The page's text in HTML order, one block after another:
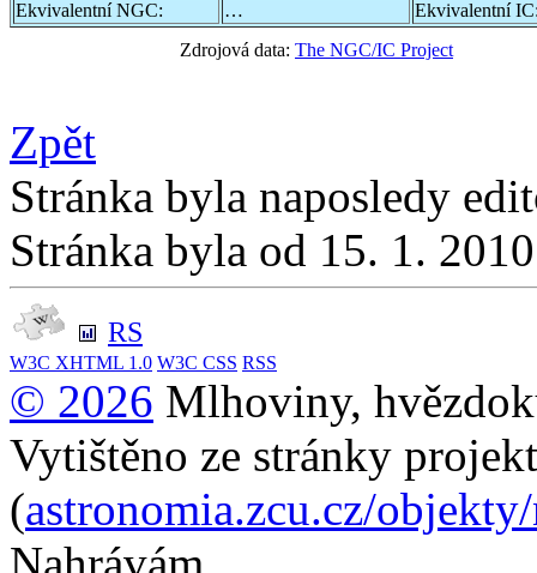
Ekvivalentní NGC:
…
Ekvivalentní
Zdrojová data: The NGC/IC Project
Zpět
Stránka byla naposledy
Stránka byla od 15. 1.
RS
W3C XHTML 1.0 W3C CSS RSS
© 2026 Mlhoviny,
Vytištěno ze stránky
(astronomia.zcu.cz/
Nahrávám...